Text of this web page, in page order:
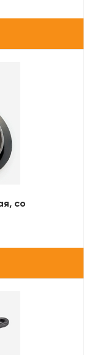
со